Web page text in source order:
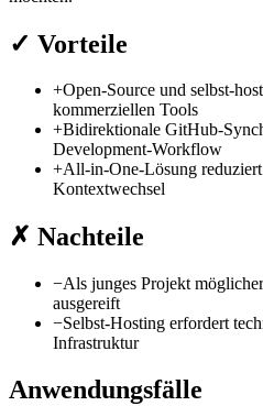
✓ Vorteile
+Open-Source und selbst-
kommerziellen Tools
+Bidirektionale GitHub-
Development-Workflow
+All-in-One-Lösung
Kontextwechsel
✗ Nachteile
−Als junges Projekt
ausgereift
−Selbst-Hosting erfordert
Infrastruktur
Anwendungsfälle